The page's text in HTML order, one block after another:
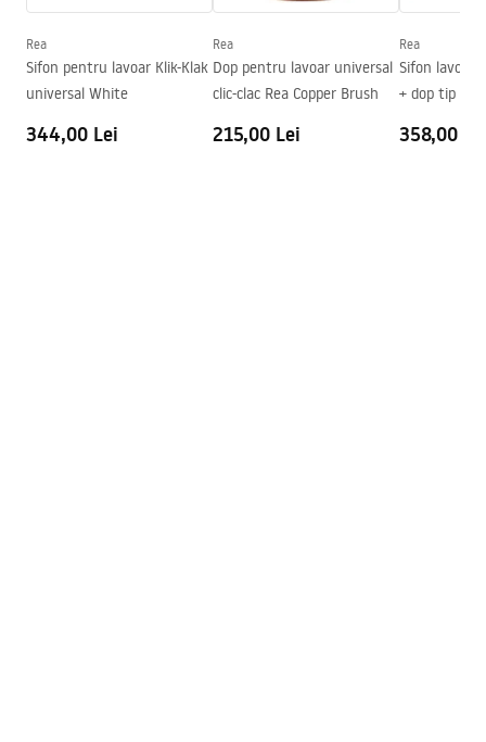
Formă
Oval
Preaplin
Da Nu
Orificiu pentru preaplin
Da Nu
Rea
Sifon pentru lavoar Klik-Klak
universal White
344,00 Lei
Rea
Dop pentru lavoar universal
clic-clac Rea Copper Brush
215,00 Lei
Rea
Sifon lavoar
+ dop tip
358,00